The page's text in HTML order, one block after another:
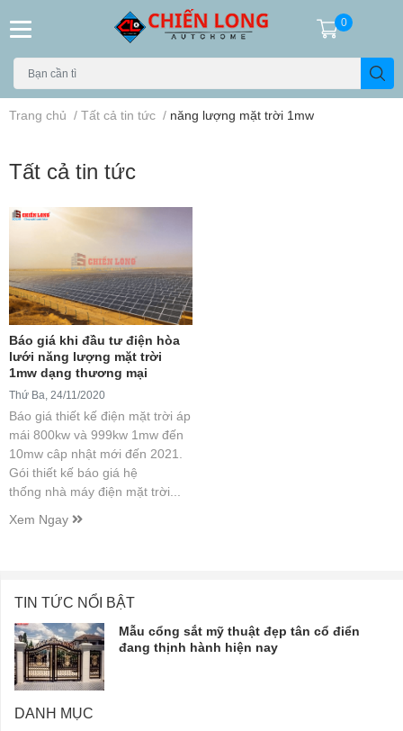
0
Trang chủ / Tất cả tin tức / năng lượng mặt trời 1mw
Tất cả tin tức
Báo giá khi đầu tư điện hòa
lưới năng lượng mặt trời
1mw dạng thương mại
Thứ Ba, 24/11/2020
Báo giá thiết kế điện mặt trời áp
mái 800kw và 999kw 1mw đến
10mw câp nhật mới đến 2021.
Gói thiết kế báo giá hệ
thống nhà máy điện mặt trời...
Xem Ngay
TIN TỨC NỔI BẬT
Mẫu cổng sắt mỹ thuật đẹp tân cổ điển
đang thịnh hành hiện nay
DANH MỤC